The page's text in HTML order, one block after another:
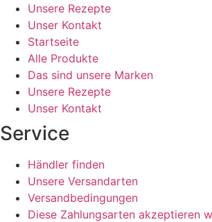
Unsere Rezepte
Unser Kontakt
Startseite
Alle Produkte
Das sind unsere Marken
Unsere Rezepte
Unser Kontakt
Service
Händler finden
Unsere Versandarten
Versandbedingungen
Diese Zahlungsarten akzeptieren